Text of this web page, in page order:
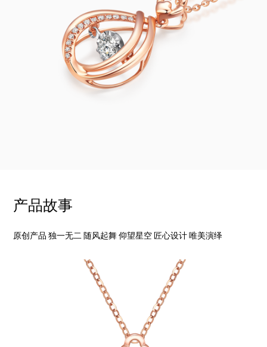
产品故事
原创产品 独一无二 随风起舞 仰望星空 匠心设计 唯美演绎